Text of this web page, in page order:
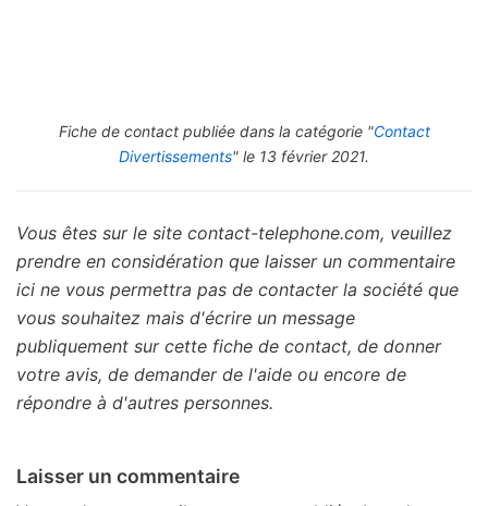
Fiche de contact publiée dans la catégorie "Contact
Divertissements" le 13 février 2021.
Vous êtes sur le site contact-telephone.com, veuillez
prendre en considération que laisser un commentaire
ici ne vous permettra pas de contacter la société que
vous souhaitez mais d'écrire un message
publiquement sur cette fiche de contact, de donner
votre avis, de demander de l'aide ou encore de
répondre à d'autres personnes.
Laisser un commentaire